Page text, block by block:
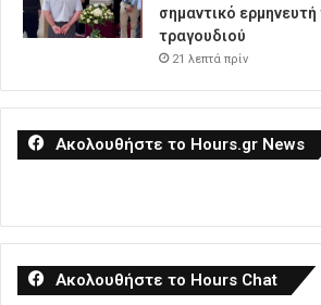
σημαντικό ερμηνευτή
τραγουδιού
21 λεπτά πρίν
Ακολουθήστε το Hours.gr News
Ακολουθήστε το Hours Chat